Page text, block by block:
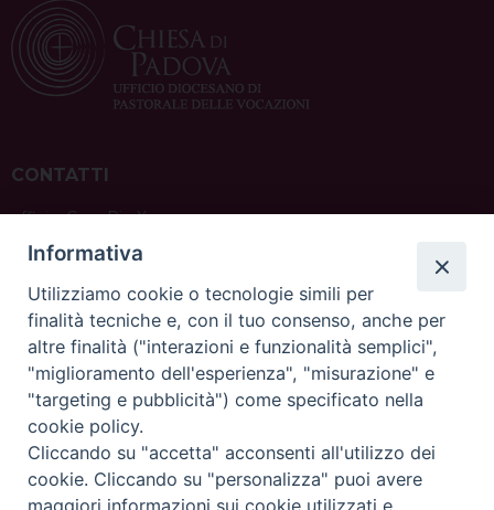
CONTATTI
ufficio: Casa Pio X
via Bonporti, 20 – 35141 Padova
tel: +39 351 619 2354
e mail:ufficiovocazionipadova@gmail.com
sede: Casa Sant'Andrea
via Valmarana, 20 – 35133 Padova
instagram:@casasantandreapadova
e mail:casasantandreapadova@gmail.com
Informativa
Utilizziamo cookie o tecnologie simili per
finalità tecniche e, con il tuo consenso, anche per
altre finalità ("interazioni e funzionalità semplici",
"miglioramento dell'esperienza", "misurazione" e
"targeting e pubblicità") come specificato nella
cookie policy.
Cliccando su "accetta" acconsenti all'utilizzo dei
cookie. Cliccando su "personalizza" puoi avere